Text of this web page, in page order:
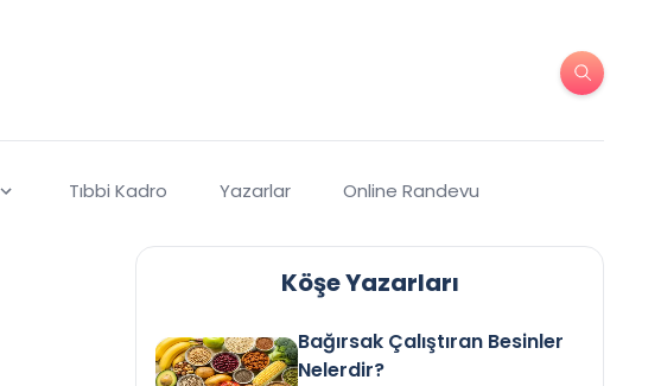
Tıbbi Kadro Yazarlar Online Randevu
Köşe Yazarları
Bağırsak Çalıştıran Besinler
Nelerdir?